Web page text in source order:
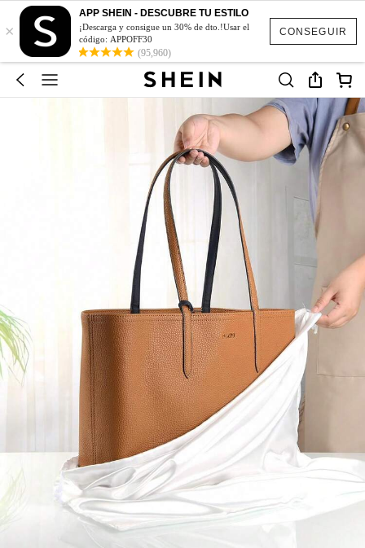
CONSEGUIR
×
APP SHEIN - DESCUBRE TU ESTILO
¡Descarga y consigue un 30% de dto.!Usar el
código: APPOFF30
(95,960)